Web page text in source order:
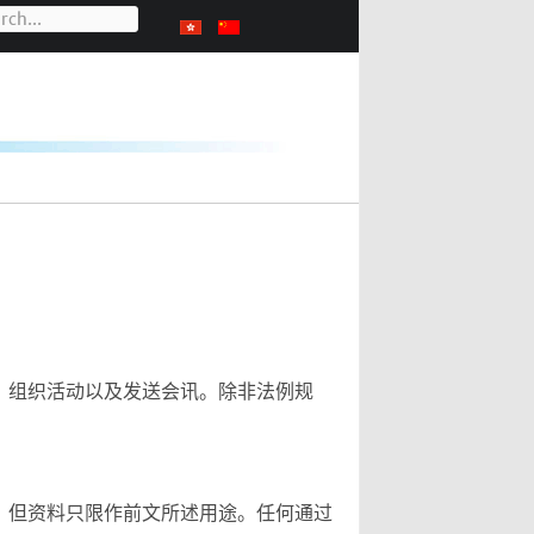
织活动以及发送会讯。除非法例规
资料只限作前文所述用途。任何通过